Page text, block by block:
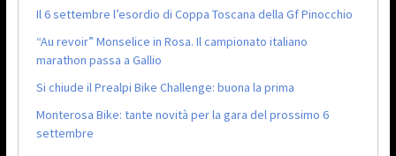
Il 6 settembre l’esordio di Coppa Toscana della Gf Pinocchio
“Au revoir” Monselice in Rosa. Il campionato italiano
marathon passa a Gallio
Si chiude il Prealpi Bike Challenge: buona la prima
Monterosa Bike: tante novità per la gara del prossimo 6
settembre